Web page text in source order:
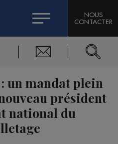
DE L'EXPERT
MACHINERY
SKIABLES
DU MONT-BLANC
NOUS
CONTACTER
un mandat plein
président
national du